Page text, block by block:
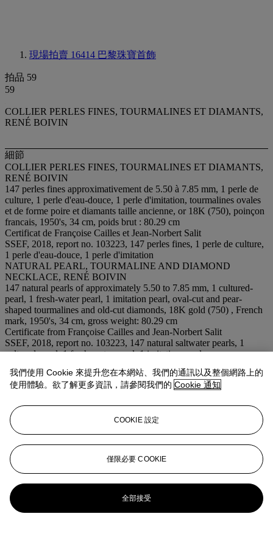
現場拍賣 16414 巴黎珠寶首飾
拍品 59
59
COLLIER PERLES FINES, TOURMALINES ET DIAMANTS,
RENÉ BOIVIN
細節
COLLIER PERLES FINES, TOURMALINES ET DIAMANTS,
RENÉ BOIVIN
147 perles fines approximativement de 5.50 à 7.85 mm, 1 perle de
culture, 1 perle d'eau-douce, 1 perle d'imitation, tourmalines ovales
et de forme poire et diamants taille ancienne, or 18K (750), poinçon
francais, 1950's, 34 cm, poids brut : 80.29 cm
Certificat de Françoise Cailles et Jean-Norbert Salit
SSEF, 2018, report no. 103223, 147 perles fines, 1 perle de culture,
1 perle d'eau-douce, 1 perle d'imitation
NATURAL PEARL, TOURMALINE AND DIAMOND
NECKLACE, RENÉ BOIVIN
147 natural pearls of approximately 5.50 to 7.85 mm, 1 cultured-
pearl, 1 fresh-water pearl, 1 imitation pearl, oval-cut and pear-
shaped tourmalines and old-cut diamonds, 18K gold (750) , French
mark, 1950's, 34 cm, gross weight: 80.29 cm
Certificate from Françoise Cailles and Jean-Norbert Salit
SSEF, 2018, report no. 103223, 147 natural saltwater pearls, 1
cultured-pearl, 1 fresh-water pearl, 1 imitation pearl
更多來自巴黎珠寶首飾
查看全部
查看全部
我們使用 Cookie 來提升您在本網站、我們的通訊以及整個網路上的
使用體驗。欲了解更多資訊，請參閱我們的 Cookie 通知
COOKIE 設定
僅限必要 COOKIE
全部接受